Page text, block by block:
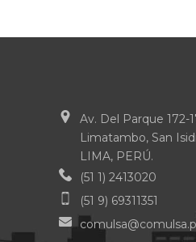
Av. Del Parque 172-
Limatambo, San
LIMA, PERÚ.
(51 1) 2413020
(51 9) 69311351